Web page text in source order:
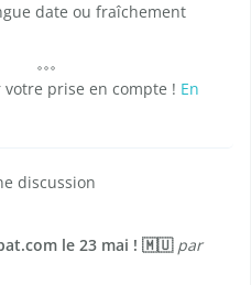
date ou fraîchement
prise en compte ! En
discussion
le 23 mai ! 🇲🇺 par